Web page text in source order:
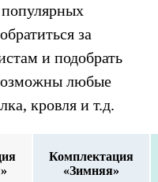
за
и подобрать
любые
кровля и т.д.
Комплектация
«Зимняя»